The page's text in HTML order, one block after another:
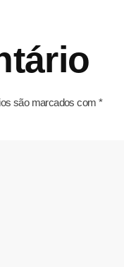
são marcados com *